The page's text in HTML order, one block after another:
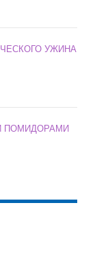
УЖИНА
ПОМИДОРАМИ